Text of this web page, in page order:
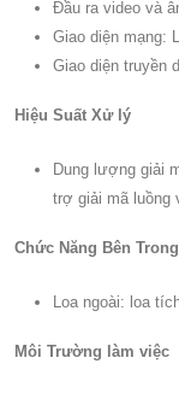
Đầu ra video và
Giao diện mạng:
Giao diện truyền
Hiệu Suất Xử lý
Dung lượng giải
trợ giải mã luồng
Chức Năng Bên Trong
Loa ngoài: loa
Môi Trường làm việc